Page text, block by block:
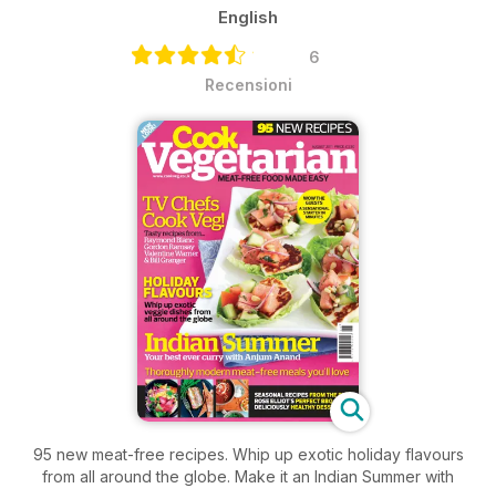
English
6
Recensioni
95 new meat-free recipes. Whip up exotic holiday flavours
from all around the globe. Make it an Indian Summer with